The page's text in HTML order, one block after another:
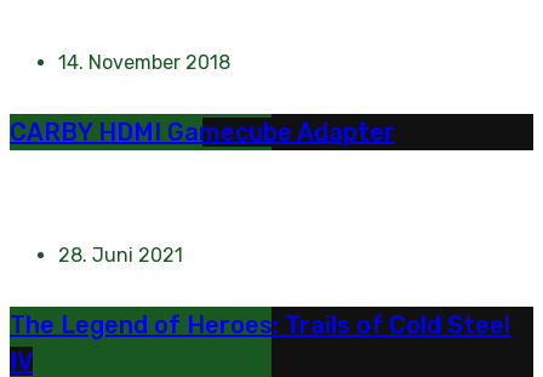
14. November 2018
CARBY HDMI Gamecube Adapter
28. Juni 2021
The Legend of Heroes: Trails of Cold Steel
IV